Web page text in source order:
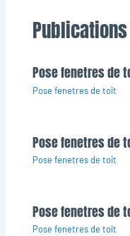
Pose fenetres de
Pose fenetres de toit
Pose fenetres de
Pose fenetres de toit
Pose fenetres de
Pose fenetres de toit